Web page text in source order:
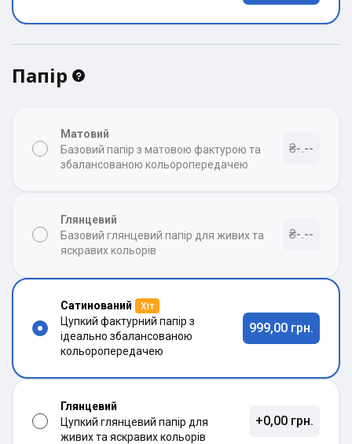
Папір
Матовий
Базовий папір з матовою фактурою та
збалансованою кольоропередачею
₴-.--
Глянцевий
Базовий глянцевий папір для живих та
яскравих кольорів
₴-.--
Сатинований Хіт
Цупкий фактурний папір з
ідеально збалансованою
кольоропередачею
999,00 грн.
Глянцевий
Цупкий глянцевий папір для
живих та яскравих кольорів
+0,00 грн.